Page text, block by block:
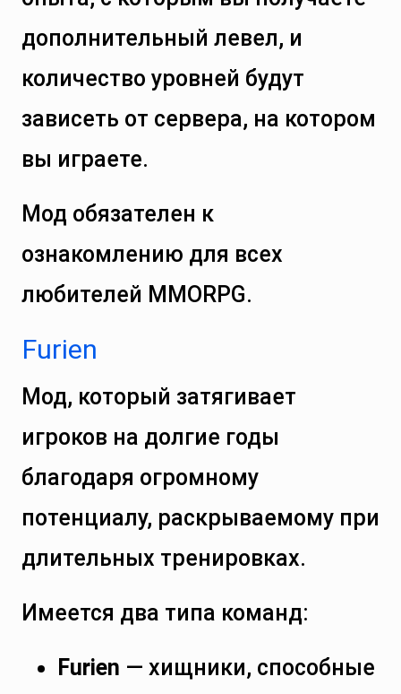
дополнительный левел, и
количество уровней будут
зависеть от сервера, на котором
вы играете.
Мод обязателен к
ознакомлению для всех
любителей MMORPG.
Furien
Мод, который затягивает
игроков на долгие годы
благодаря огромному
потенциалу, раскрываемому при
длительных тренировках.
Имеется два типа команд:
Furien — хищники, способные